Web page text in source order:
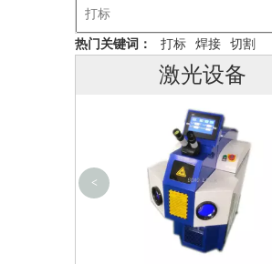
热门关键词： 打标 焊接 切割
激光设备
防护罩激光打标机
<